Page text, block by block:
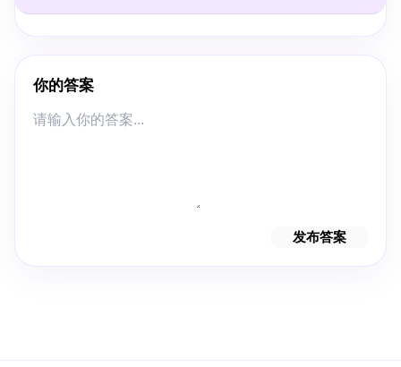
你的答案
发布答案